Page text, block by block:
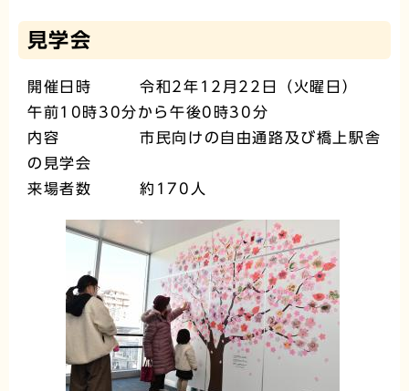
見学会
開催日時 令和2年12月22日（火曜日）
午前10時30分から午後0時30分
内容 市民向けの自由通路及び橋上駅舎
の見学会
来場者数 約170人